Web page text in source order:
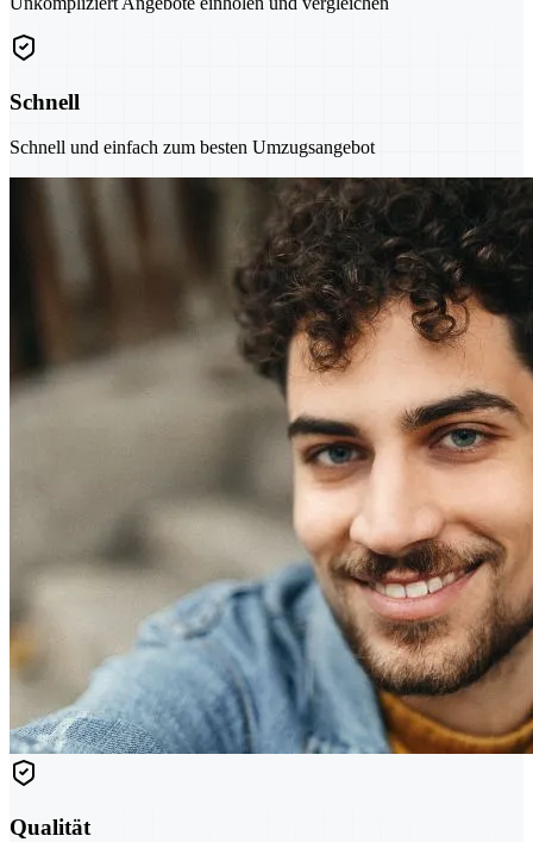
Schnell
Schnell und einfach zum besten Umzugsangebot
Qualität